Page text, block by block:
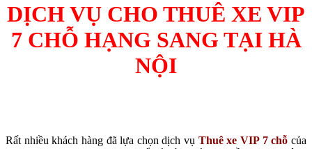
DỊCH VỤ CHO THUÊ XE VIP
7 CHỖ HẠNG SANG TẠI HÀ
NỘI
Rất nhiều khách hàng đã lựa chọn dịch vụ Thuê xe VIP 7 chỗ của